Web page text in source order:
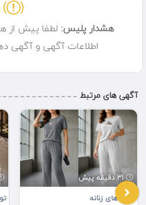
هشدار پلیس: لطفا پیش از
اطلاعات آگهی و آگهی
آگهی های مرتبط
31 دقیقه پیش
لباس های زنانه